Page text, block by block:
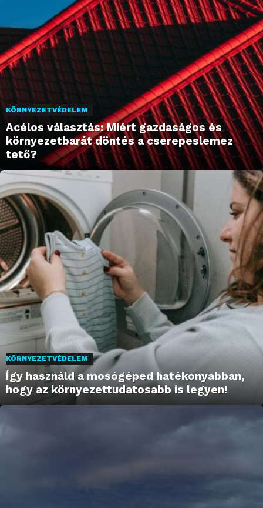
KÖRNYEZETVÉDELEM
Acélos választás: Miért gazdaságos és
környezetbarát döntés a cserepeslemez
tető?
KÖRNYEZETVÉDELEM
Így használd a mosógéped hatékonyabban,
hogy az környezettudatosabb is legyen!